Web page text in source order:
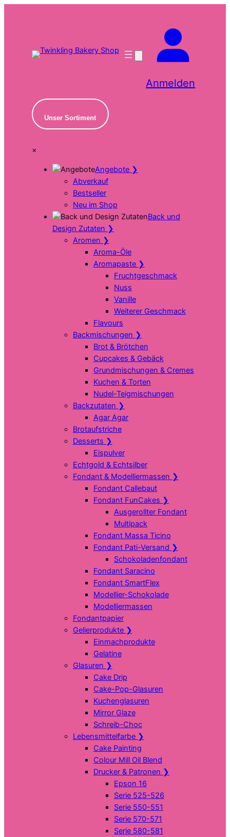
Anmelden
Unser Sortiment
×
Angebote ❯
Abverkauf
Bestseller
Neu im Shop
Back und
Design Zutaten ❯
Aromen ❯
Aroma-Öle
Aromapaste ❯
Fruchtgeschmack
Nuss
Vanille
Weiterer Geschmack
Flavours
Backmischungen ❯
Brot & Brötchen
Cupcakes & Gebäck
Grundmischungen & Cremes
Kuchen & Torten
Nudel-Teigmischungen
Backzutaten ❯
Agar Agar
Brotaufstriche
Desserts ❯
Eispulver
Echtgold & Echtsilber
Fondant & Modelliermassen ❯
Fondant Callebaut
Fondant FunCakes ❯
Ausgerollter Fondant
Multipack
Fondant Massa Ticino
Fondant Pati-Versand ❯
Schokoladenfondant
Fondant Saracino
Fondant SmartFlex
Modellier-Schokolade
Modelliermassen
Fondantpapier
Gelierprodukte ❯
Einmachprodukte
Gelatine
Glasuren ❯
Cake Drip
Cake-Pop-Glasuren
Kuchenglasuren
Mirror Glaze
Schreib-Choc
Lebensmittelfarbe ❯
Cake Painting
Colour Mill Oil Blend
Drucker & Patronen ❯
Epson 16
Serie 525-526
Serie 550-551
Serie 570-571
Serie 580-581